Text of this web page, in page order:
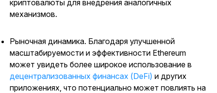
криптовалюты для внедрения аналогичных
механизмов.
Рыночная динамика. Благодаря улучшенной
масштабируемости и эффективности Ethereum
может увидеть более широкое использование в
децентрализованных финансах (DeFi) и других
приложениях, что потенциально может повлиять на